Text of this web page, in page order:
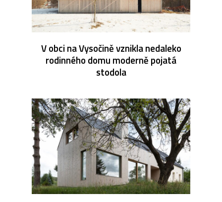
V obci na Vysočině vznikla nedaleko
rodinného domu moderně pojatá
stodola